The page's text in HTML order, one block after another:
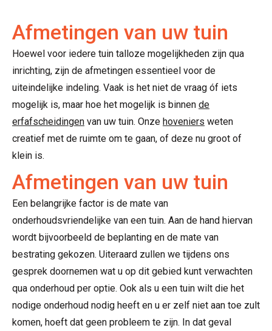
Afmetingen van uw tuin
Hoewel voor iedere tuin talloze mogelijkheden zijn qua
inrichting, zijn de afmetingen essentieel voor de
uiteindelijke indeling. Vaak is het niet de vraag óf iets
mogelijk is, maar hoe het mogelijk is binnen de
erfafscheidingen van uw tuin. Onze hoveniers weten
creatief met de ruimte om te gaan, of deze nu groot of
klein is.
Afmetingen van uw tuin
Een belangrijke factor is de mate van
onderhoudsvriendelijke van een tuin. Aan de hand hiervan
wordt bijvoorbeeld de beplanting en de mate van
bestrating gekozen. Uiteraard zullen we tijdens ons
gesprek doornemen wat u op dit gebied kunt verwachten
qua onderhoud per optie. Ook als u een tuin wilt die het
nodige onderhoud nodig heeft en u er zelf niet aan toe zult
komen, hoeft dat geen probleem te zijn. In dat geval